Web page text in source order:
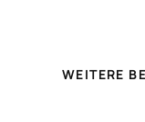
WEITERE